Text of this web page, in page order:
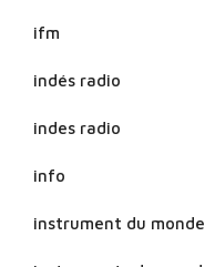
ifm
indés radio
indes radio
info
instrument du monde